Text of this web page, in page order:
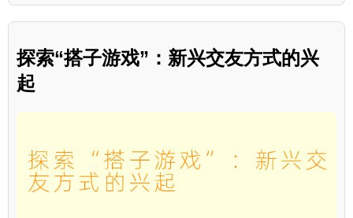
探索“搭子游戏”：新兴交友方式的兴
起